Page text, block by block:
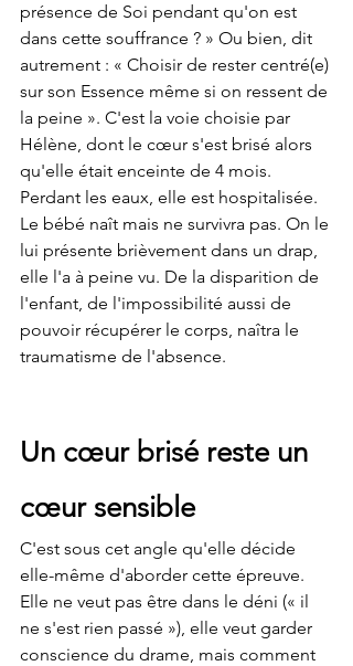
présence de Soi pendant qu'on est
dans cette souffrance ? » Ou bien, dit
autrement : « Choisir de rester centré(e)
sur son Essence même si on ressent de
la peine ». C'est la voie choisie par
Hélène, dont le cœur s'est brisé alors
qu'elle était enceinte de 4 mois.
Perdant les eaux, elle est hospitalisée.
Le bébé naît mais ne survivra pas. On le
lui présente brièvement dans un drap,
elle l'a à peine vu. De la disparition de
l'enfant, de l'impossibilité aussi de
pouvoir récupérer le corps, naîtra le
traumatisme de l'absence.
Un cœur brisé reste un
cœur sensible
C'est sous cet angle qu'elle décide
elle-même d'aborder cette épreuve.
Elle ne veut pas être dans le déni (« il
ne s'est rien passé »), elle veut garder
conscience du drame, mais comment